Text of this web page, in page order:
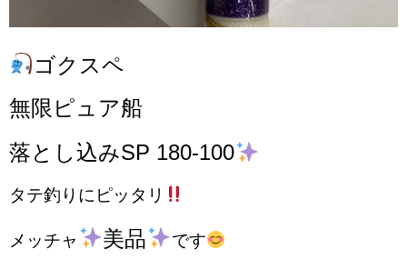
ゴクスペ
無限ピュア船
落とし込みSP 180-100
タテ釣りにピッタリ
メッチャ 美品 です